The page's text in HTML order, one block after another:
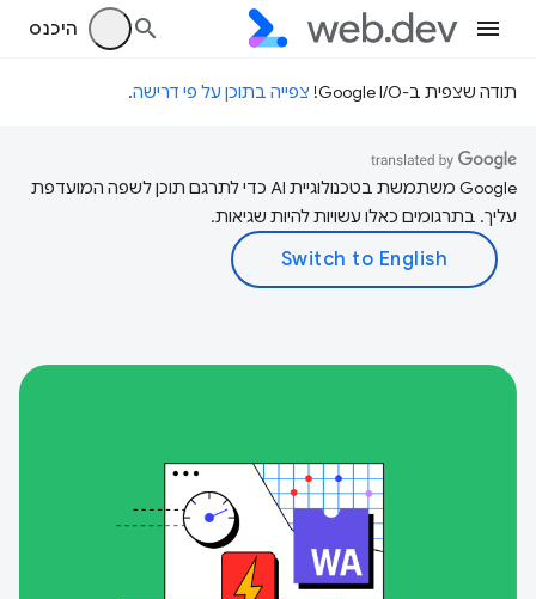
היכנס
תודה שצפית ב-Google I/O! צפייה בתוכן על פי דרישה.
‫Google משתמשת בטכנולוגיית AI כדי לתרגם תוכן לשפה המועדפת
עליך. בתרגומים כאלו עשויות להיות שגיאות.